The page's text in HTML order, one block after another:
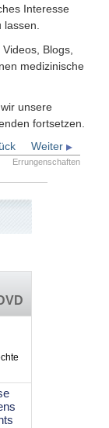
Interesse
lassen.
Blogs,
medizinische
unsere
fortsetzen.
Weiter
Errungenschaften